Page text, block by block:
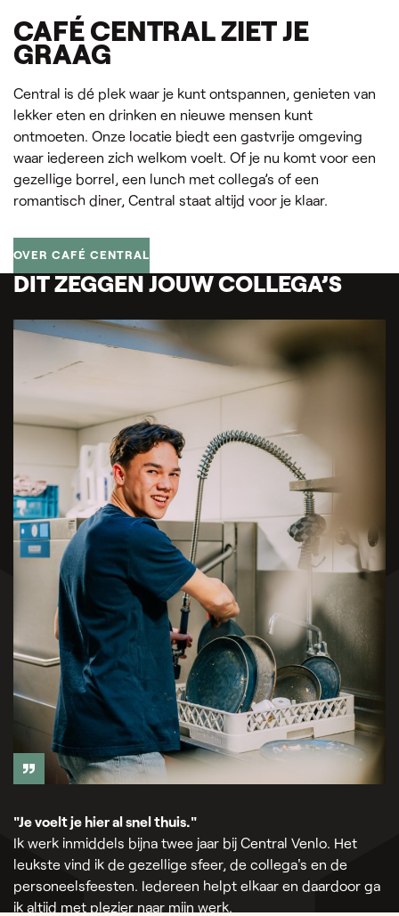
CAFÉ CENTRAL ZIET JE
GRAAG
Central is dé plek waar je kunt ontspannen, genieten van
lekker eten en drinken en nieuwe mensen kunt
ontmoeten. Onze locatie biedt een gastvrije omgeving
waar iedereen zich welkom voelt. Of je nu komt voor een
gezellige borrel, een lunch met collega’s of een
romantisch diner, Central staat altijd voor je klaar.
OVER CAFÉ CENTRAL
DIT ZEGGEN JOUW COLLEGA’S
"Je voelt je hier al snel thuis."
Ik werk inmiddels bijna twee jaar bij Central Venlo. Het
leukste vind ik de gezellige sfeer, de collega's en de
personeelsfeesten. Iedereen helpt elkaar en daardoor ga
ik altijd met plezier naar mijn werk.